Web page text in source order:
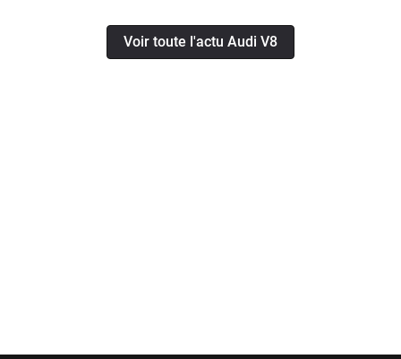
Voir toute l'actu Audi V8